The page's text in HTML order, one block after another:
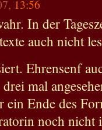
13:56
In der
auch nicht
Ehrensenf
mal
ein Ende des
noch nicht